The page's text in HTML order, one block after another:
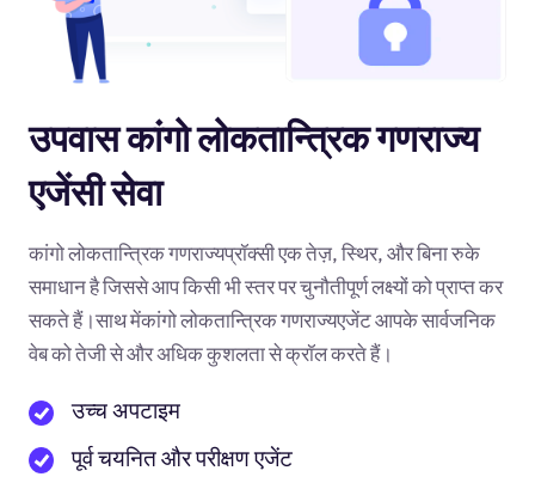
उपवास कांगो लोकतान्त्रिक गणराज्य
एजेंसी सेवा
कांगो लोकतान्त्रिक गणराज्यप्रॉक्सी एक तेज़, स्थिर, और बिना रुके
समाधान है जिससे आप किसी भी स्तर पर चुनौतीपूर्ण लक्ष्यों को प्राप्त कर
सकते हैं।साथ मेंकांगो लोकतान्त्रिक गणराज्यएजेंट आपके सार्वजनिक
वेब को तेजी से और अधिक कुशलता से क्रॉल करते हैं।
उच्च अपटाइम
पूर्व चयनित और परीक्षण एजेंट